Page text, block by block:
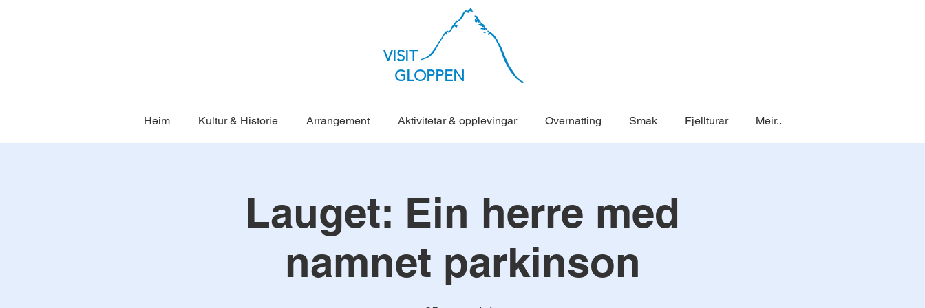
VISIT
GLOPPEN
Heim Kultur & Historie Arrangement Aktivitetar & opplevingar Overnatting Smak Fjellturar Meir..
Lauget: Ein herre med
namnet parkinson